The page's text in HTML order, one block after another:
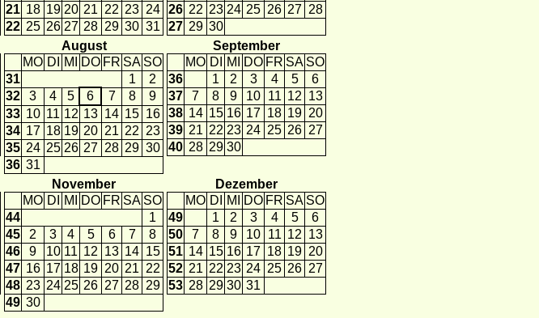
21 18 19 20 21 22 23 24
22 25 26 27 28 29 30 31
26 22 23 24 25 26 27 28
27 29 30
August
MO DI MI DO FR SA SO
31
1
2
32
3 4 5 6 7 8
9
33 10 11 12 13 14 15 16
34 17 18 19 20 21 22 23
35 24 25 26 27 28 29 30
36 31
September
MO DI MI DO FR SA SO
36
1 2 3 4 5
6
37
7 8 9 10 11 12 13
38 14 15 16 17 18 19 20
39 21 22 23 24 25 26 27
40 28 29 30
November
MO DI MI DO FR SA SO
44
1
45
2 3 4 5 6 7
8
46
9 10 11 12 13 14 15
47 16 17 18 19 20 21 22
48 23 24 25 26 27 28 29
49 30
Dezember
MO DI MI DO FR SA SO
49
1 2 3 4 5
6
50
7 8 9 10 11 12 13
51 14 15 16 17 18 19 20
52 21 22 23 24 25 26 27
53 28 29 30 31